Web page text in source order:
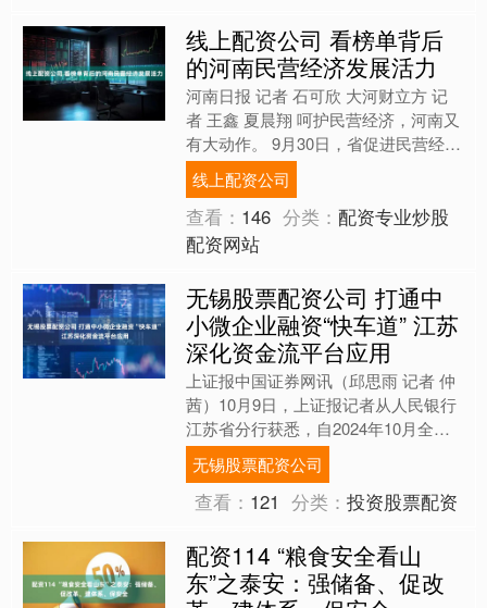
线上配资公司 看榜单背后
的河南民营经济发展活力
河南日报 记者 石可欣 大河财立方 记
者 王鑫 夏晨翔 呵护民营经济，河南又
有大动作。 9月30日，省促进民营经济
高质量发展工作领导小组全体会议召
开，对我省民营....
线上配资公司
查看： 146 分类：配资专业炒股
配资网站
无锡股票配资公司 打通中
小微企业融资“快车道” 江苏
深化资金流平台应用
上证报中国证券网讯（邱思雨 记者 仲
茜）10月9日，上证报记者从人民银行
江苏省分行获悉，自2024年10月全国
中小微企业资金流信用信息共享平台
（以下简称“平台”....
无锡股票配资公司
查看： 121 分类：投资股票配资
配资114 “粮食安全看山
东”之泰安：强储备、促改